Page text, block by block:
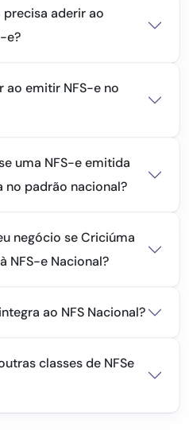
aderir ao
e?
ao emitir NFS-e no
uma NFS-e emitida
no padrão nacional?
negócio se Criciúma
NFS-e Nacional?
ao NFS Nacional?
classes de NFSe